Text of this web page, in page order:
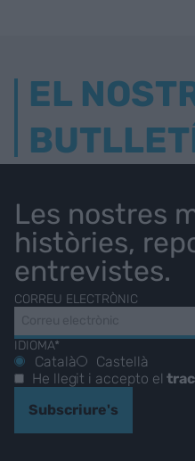
EL
Les nostres
històries,
entrevistes.
CORREU ELECTRÒNIC
IDIOMA*
Català
Castellà
He llegit i accepto el
Subscriure's